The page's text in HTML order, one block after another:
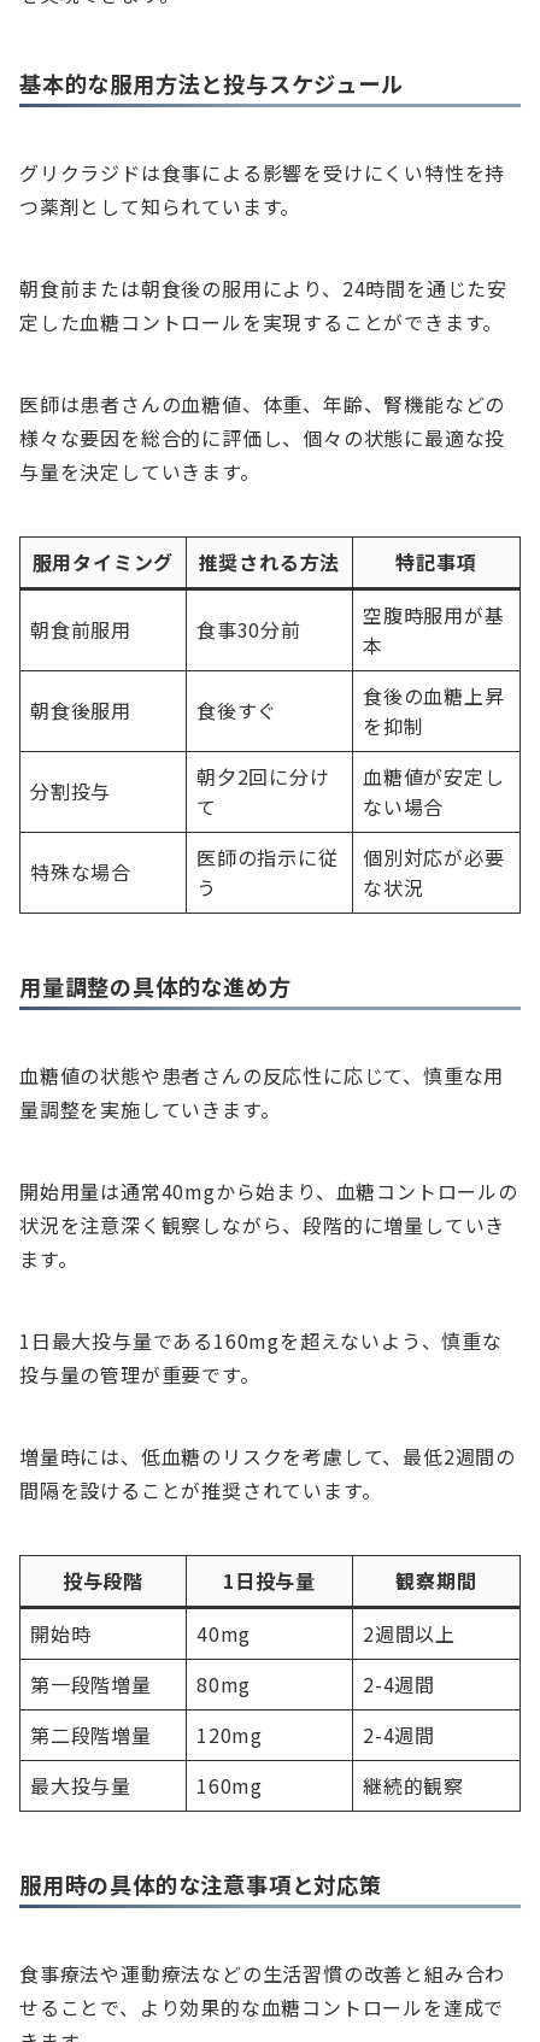
基本的な服用方法と投与スケジュール
グリクラジドは食事による影響を受けにくい特性を持
つ薬剤として知られています。
朝食前または朝食後の服用により、24時間を通じた安
定した血糖コントロールを実現することができます。
医師は患者さんの血糖値、体重、年齢、腎機能などの
様々な要因を総合的に評価し、個々の状態に最適な投
与量を決定していきます。
服用タイミング 推奨される方法 特記事項
朝食前服用 食事30分前
空腹時服用が基
本
朝食後服用 食後すぐ
食後の血糖上昇
を抑制
分割投与
朝夕2回に分け
て
血糖値が安定し
ない場合
特殊な場合
医師の指示に従
う
個別対応が必要
な状況
用量調整の具体的な進め方
血糖値の状態や患者さんの反応性に応じて、慎重な用
量調整を実施していきます。
開始用量は通常40mgから始まり、血糖コントロールの
状況を注意深く観察しながら、段階的に増量していき
ます。
1日最大投与量である160mgを超えないよう、慎重な
投与量の管理が重要です。
増量時には、低血糖のリスクを考慮して、最低2週間の
間隔を設けることが推奨されています。
投与段階 1日投与量
観察期間
開始時
40mg
2週間以上
第一段階増量
80mg
2-4週間
第二段階増量
120mg
2-4週間
最大投与量
160mg 継続的観察
服用時の具体的な注意事項と対応策
食事療法や運動療法などの生活習慣の改善と組み合わ
せることで、より効果的な血糖コントロールを達成で